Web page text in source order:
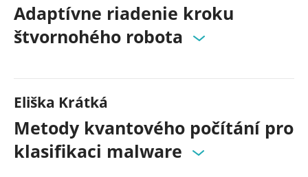
Adaptívne riadenie kroku
štvornohého robota
Eliška Krátká
Metody kvantového počítání pro
klasifikaci malware